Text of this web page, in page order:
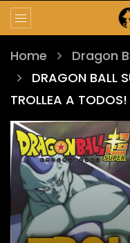
Home Dragon
DRAGON BALL
TROLLEA A TODOS!